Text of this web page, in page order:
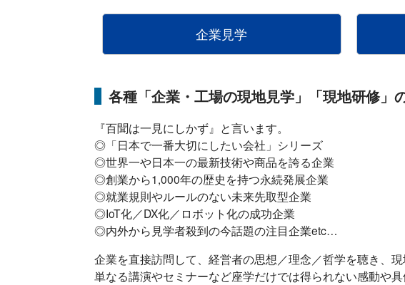
企業見学
各種「企業・工場の現地見学」「現地研修」
『百聞は一見にしかず』と言います。
◎「日本で一番大切にしたい会社」シリーズ
◎世界一や日本一の最新技術や商品を誇る企業
◎創業から1,000年の歴史を持つ永続発展企業
◎就業規則やルールのない未来先取型企業
◎IoT化／DX化／ロボット化の成功企業
◎内外から見学者殺到の今話題の注目企業etc…
企業を直接訪問して、経営者の思想／理念／哲学を聴き、
単なる講演やセミナーなど座学だけでは得られない感動や